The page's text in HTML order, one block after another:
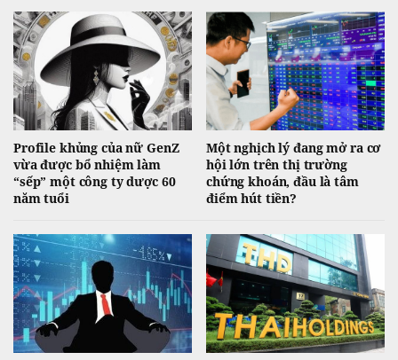
Profile khủng của nữ GenZ
vừa được bổ nhiệm làm
“sếp” một công ty dược 60
năm tuổi
Một nghịch lý đang mở ra cơ
hội lớn trên thị trường
chứng khoán, đầu là tâm
điểm hút tiền?